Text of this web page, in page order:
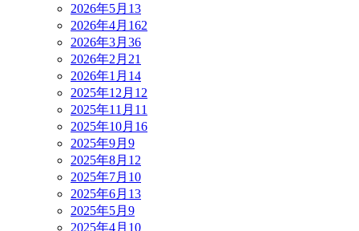
2026年5月 13
2026年4月 162
2026年3月 36
2026年2月 21
2026年1月 14
2025年12月 12
2025年11月 11
2025年10月 16
2025年9月 9
2025年8月 12
2025年7月 10
2025年6月 13
2025年5月 9
2025年4月 10